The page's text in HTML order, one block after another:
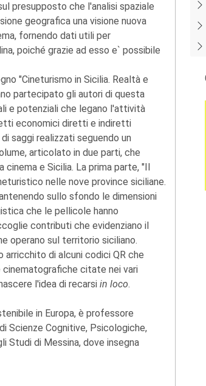
presupposto che l'analisi spaziale
geografica una visione nuova
fornendo dati utili per
poiché grazie ad esso e` possibile
"Cineturismo in Sicilia. Realtà e
partecipato gli autori di questa
e potenziali che legano l'attività
economici diretti e indiretti
saggi realizzati seguendo un
articolato in due parti, che
e Sicilia. La prima parte, "Il
nelle nove province siciliane.
sullo sfondo le dimensioni
che le pellicole hanno
contributi che evidenziano il
operano sul territorio siciliano.
di alcuni codici QR che
citate nei vari
l'idea di recarsi in loco.
in Europa, è professore
Scienze Cognitive, Psicologiche,
Studi di Messina, dove insegna